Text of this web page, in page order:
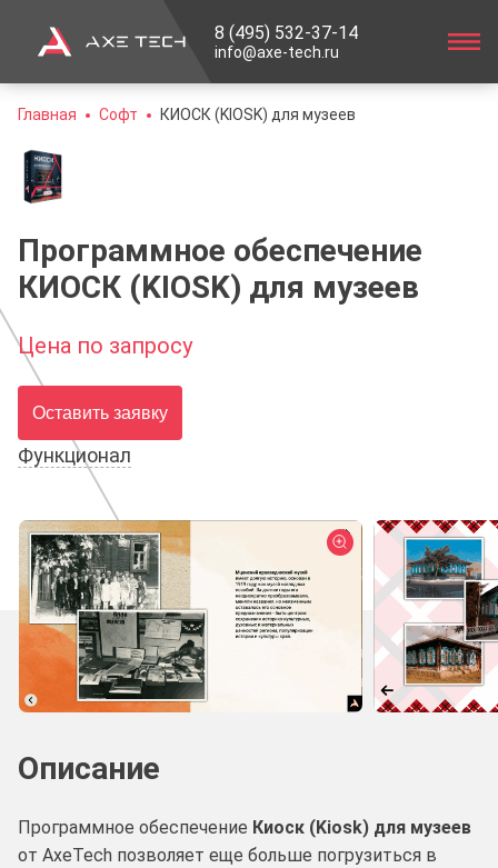
8 (495) 532-37-14
info@axe-tech.ru
Главная Софт КИОСК (KIOSK) для музеев
Программное обеспечение
КИОСК (KIOSK) для музеев
Цена по запросу
Оставить заявку
Функционал
Описание
Программное обеспечение Киоск (Kiosk) для музеев
от AxeTech позволяет еще больше погрузиться в